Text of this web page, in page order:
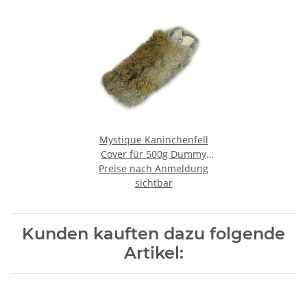
Mystique Kaninchenfell
Cover für 500g Dummy
Überzug
Preise nach Anmeldung
sichtbar
Kunden kauften dazu folgende
Artikel: